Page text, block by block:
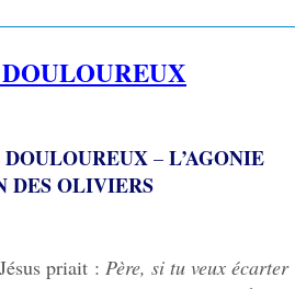
– L’AGONIE
DES OLIVIERS
priait : Père, si tu veux écarter